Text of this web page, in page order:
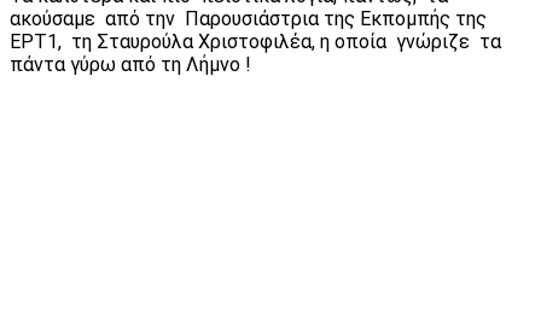
ακούσαμε από την Παρουσιάστρια της Εκπομπής της
ΕΡΤ1, τη Σταυρούλα Χριστοφιλέα, η οποία γνώριζε τα
πάντα γύρω από τη Λήμνο !